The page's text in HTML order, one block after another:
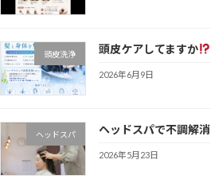
頭皮洗浄 頭皮ケアしてますか
2026年6月9日
ヘッドスパ ヘッドスパで不調解消
2026年5月23日